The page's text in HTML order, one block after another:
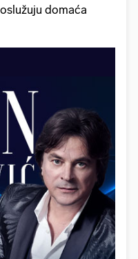
domaća